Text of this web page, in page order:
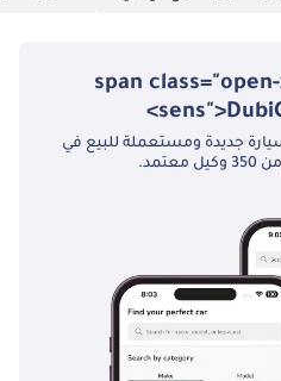
تحميل تطبيق <span class="open-
أكثر من 30،000 سيارة جديدة ومستعملة للبيع في